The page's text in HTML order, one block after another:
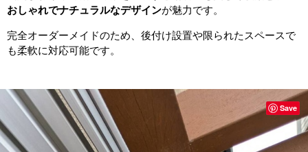
おしゃれでナチュラルなデザインが魅力です。
完全オーダーメイドのため、後付け設置や限られたスペースで
も柔軟に対応可能です。
Save